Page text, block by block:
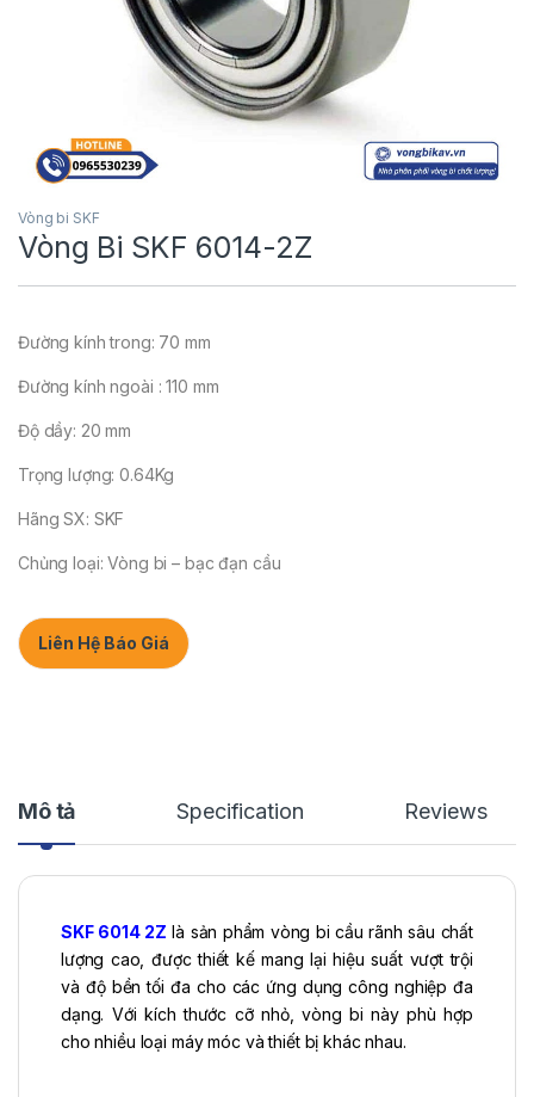
Vòng bi SKF
Vòng Bi SKF 6014-2Z
Đường kính trong: 70 mm
Đường kính ngoài : 110 mm
Độ dầy: 20 mm
Trọng lượng: 0.64Kg
Hãng SX: SKF
Chủng loại: Vòng bi – bạc đạn cầu
Liên Hệ Báo Giá
Mô tả Specification Reviews
SKF 6014 2Z là sản phẩm vòng bi cầu rãnh sâu chất
lượng cao, được thiết kế mang lại hiệu suất vượt trội
và độ bền tối đa cho các ứng dụng công nghiệp đa
dạng. Với kích thước cỡ nhỏ, vòng bi này phù hợp
cho nhiều loại máy móc và thiết bị khác nhau.